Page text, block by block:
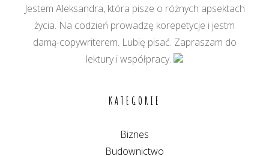
Jestem Aleksandra, która pisze o różnych apsektach
życia. Na codzień prowadzę korepetycje i jestm
damą-copywriterem. Lubię pisać. Zapraszam do
lektury i współpracy.
KATEGORIE
Biznes
Budownictwo